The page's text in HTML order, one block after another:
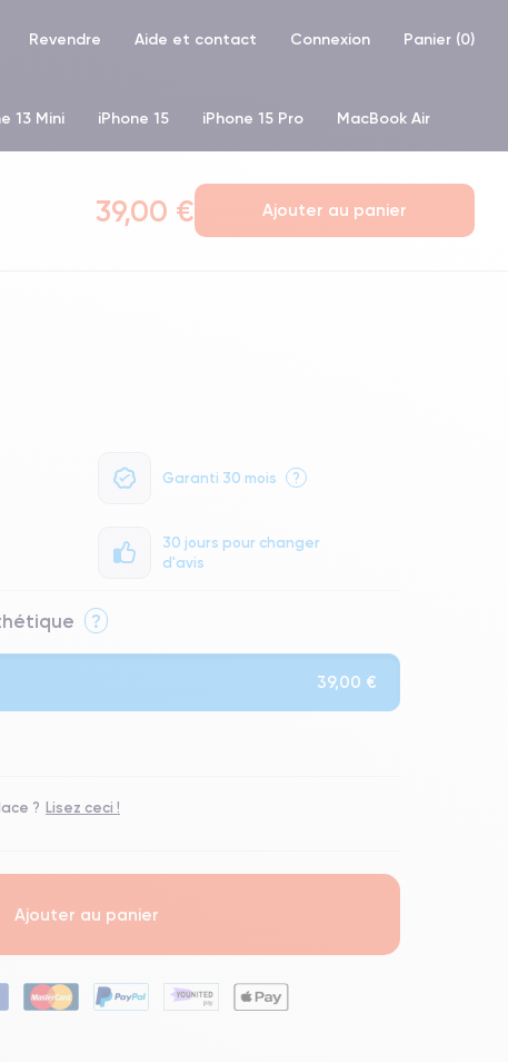
Revendre Aide et contact Connexion Panier (0)
13 Mini iPhone 15 iPhone 15 Pro MacBook Air
iPhone SE 2 (2020) iPhone X iPhone XS
39,00 € Ajouter au panier
Garanti 30 mois ?
30 jours pour changer
d'avis
?
39,00 €
? Lisez ceci !
Ajouter au panier